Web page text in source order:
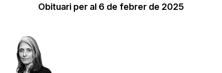
Obituari per al 6 de febrer de 2025